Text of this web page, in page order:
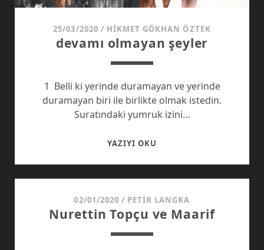
25/03/2020 / HIKMET GÖKHAN ÖZTEK
devamı olmayan şeyler
1 Belli ki yerinde duramayan ve yerinde
duramayan biri ile birlikte olmak istedin.
Suratındaki yumruk izini…
YAZIYI OKU
02/01/2020 / PETIR LANGKA
Nurettin Topçu ve Maarif